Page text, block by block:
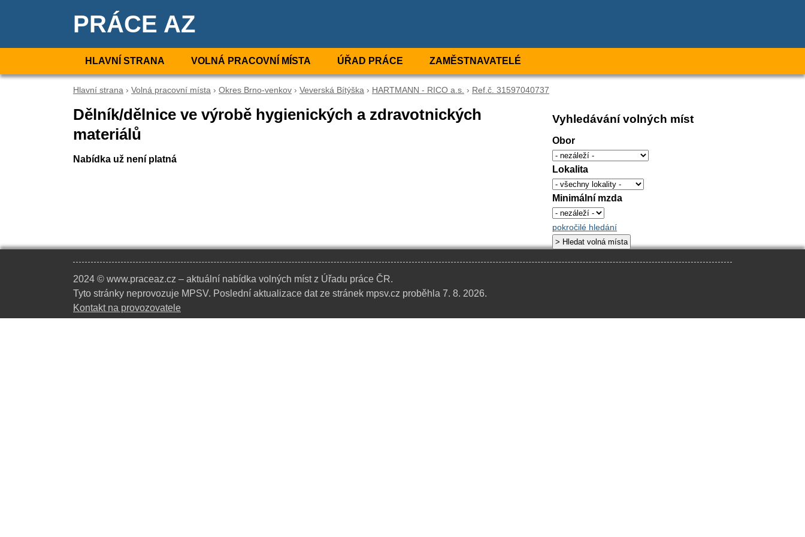
PRÁCE AZ
HLAVNÍ STRANA VOLNÁ PRACOVNÍ MÍSTA ÚŘAD PRÁCE ZAMĚSTNAVATELÉ
Hlavní strana › Volná pracovní místa › Okres Brno-venkov › Veverská Bítýška › HARTMANN - RICO a.s. › Ref.č. 31597040737
Dělník/dělnice ve výrobě hygienických a zdravotnických
materiálů
Nabídka už není platná
Vyhledávání volných míst
Obor
Lokalita
Minimální mzda
pokročilé hledání
2024 © www.praceaz.cz – aktuální nabídka volných míst z Úřadu práce ČR.
Tyto stránky neprovozuje MPSV. Poslední aktualizace dat ze stránek mpsv.cz proběhla 7. 8. 2026.
Kontakt na provozovatele